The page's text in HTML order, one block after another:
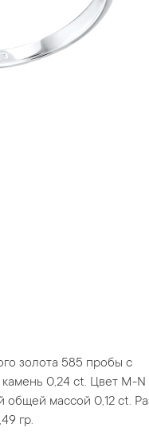
золота 585 пробы с
0,24 ct. Цвет M-N
общей массой 0,12 ct.
гр.